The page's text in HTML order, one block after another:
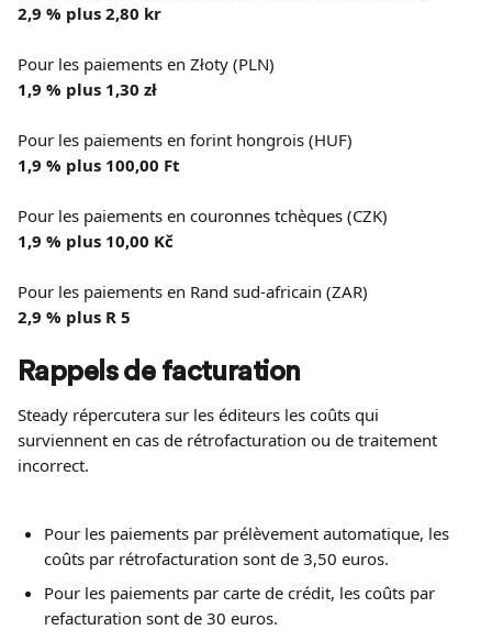
2,9 % plus 2,80 kr
Pour les paiements en Złoty (PLN)
1,9 % plus 1,30 zł
Pour les paiements en forint hongrois (HUF)
1,9 % plus 100,00 Ft
Pour les paiements en couronnes tchèques (CZK)
1,9 % plus 10,00 Kč
Pour les paiements en Rand sud-africain (ZAR)
2,9 % plus R 5
Rappels de facturation
Steady répercutera sur les éditeurs les coûts qui
surviennent en cas de rétrofacturation ou de traitement
incorrect.
Pour les paiements par prélèvement automatique, les
coûts par rétrofacturation sont de 3,50 euros.
Pour les paiements par carte de crédit, les coûts par
refacturation sont de 30 euros.